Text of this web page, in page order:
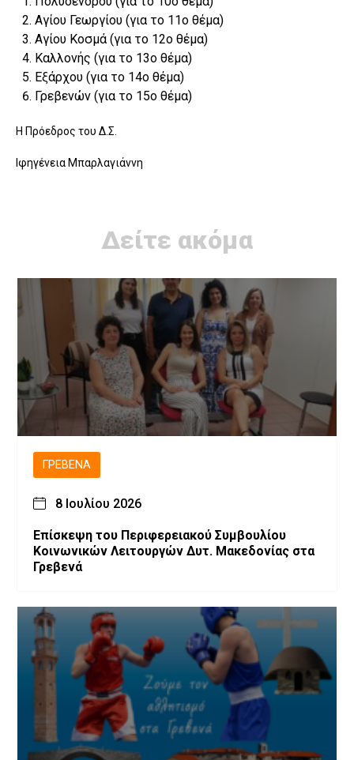
Αγίου Γεωργίου (για το 11ο θέμα)
Αγίου Κοσμά (για το 12ο θέμα)
Καλλονής (για το 13ο θέμα)
Εξάρχου (για το 14ο θέμα)
Γρεβενών (για το 15ο θέμα)
Η Πρόεδρος του Δ.Σ.
Ιφηγένεια Μπαρλαγιάννη
Δείτε ακόμα
ΓΡΕΒΕΝΆ
8 Ιουλίου 2026
Επίσκεψη του Περιφερειακού Συμβουλίου
Κοινωνικών Λειτουργών Δυτ. Μακεδονίας στα
Γρεβενά